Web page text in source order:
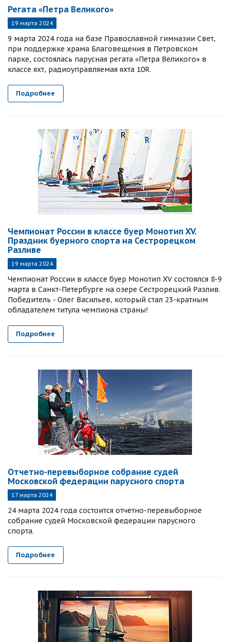
Регата «Петра Великого»
19 марта 2024
9 марта 2024 года на базе Православной гимназии Свет,
при поддержке храма Благовещения в Петровском
парке, состоялась парусная регата «Петра Великого» в
классе яхт, радиоуправляемая яхта 10R.
Подробнее
Чемпионат России в классе буер Монотип XV.
Праздник буерного спорта на Сестрорецком
Разливе
19 марта 2024
Чемпионат России в классе буер Монотип XV состоялся 8-9
марта в Санкт-Петербурге на озере Сестрорецкий Разлив.
Победитель - Олег Васильев, который стал 23-кратным
обладателем титула чемпиона страны!
Подробнее
Отчетно-перевыборное собрание судей
Московской федерации парусного спорта
17 марта 2024
24 марта 2024 года состоится отчетно-перевыборное
собрание судей Московской федерации парусного
спорта.
Подробнее